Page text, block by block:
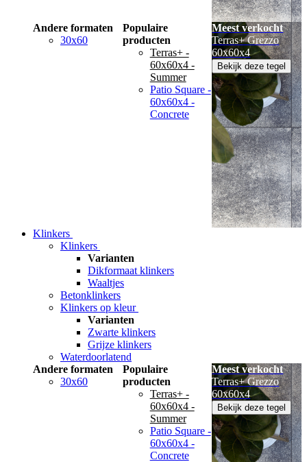
Andere formaten
30x60
Populaire
producten
Terras+ -
60x60x4 -
Summer
Patio Square -
60x60x4 -
Concrete
Meest verkocht
Terras+ Grezzo
60x60x4
Bekijk deze tegel
Klinkers
Klinkers
Varianten
Dikformaat klinkers
Waaltjes
Betonklinkers
Klinkers op kleur
Varianten
Zwarte klinkers
Grijze klinkers
Waterdoorlatend
Andere formaten
30x60
Populaire
producten
Terras+ -
60x60x4 -
Summer
Patio Square -
60x60x4 -
Concrete
Meest verkocht
Terras+ Grezzo
60x60x4
Bekijk deze tegel